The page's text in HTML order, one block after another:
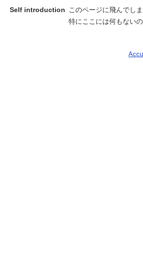
Self introduction このページに飛んでし
特にここには何もない